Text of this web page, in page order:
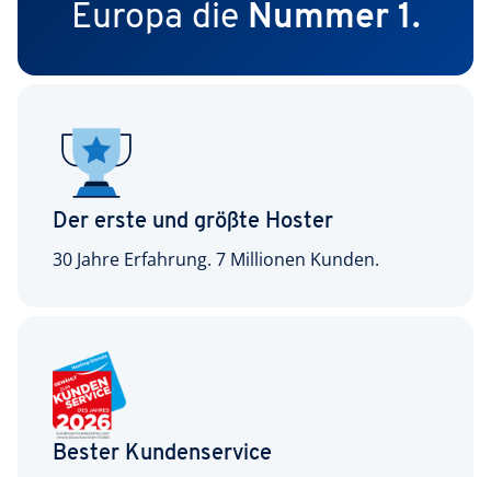
Europa die Nummer 1.
Der erste und größte Hoster
30 Jahre Erfahrung. 7 Millionen Kunden.
Bester Kundenservice